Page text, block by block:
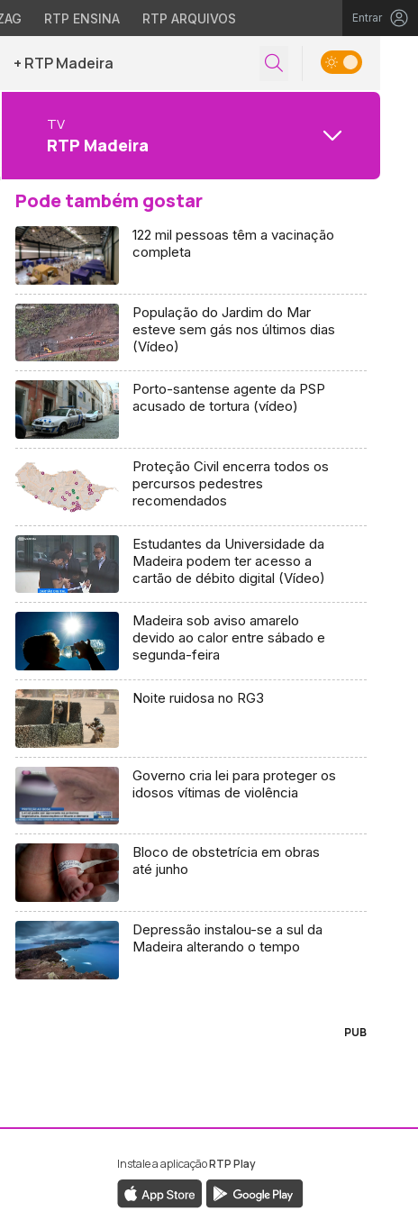
RTP ENSINA RTP ARQUIVOS Entrar
+ RTP Madeira
TV
RTP Madeira
Pode também gostar
122 mil pessoas têm a vacinação
completa
População do Jardim do Mar
esteve sem gás nos últimos dias
(Vídeo)
Porto-santense agente da PSP
acusado de tortura (vídeo)
Proteção Civil encerra todos os
percursos pedestres
recomendados
Estudantes da Universidade da
Madeira podem ter acesso a
cartão de débito digital (Vídeo)
Madeira sob aviso amarelo
devido ao calor entre sábado e
segunda-feira
Noite ruidosa no RG3
Governo cria lei para proteger os
idosos vítimas de violência
Bloco de obstetrícia em obras
até junho
Depressão instalou-se a sul da
Madeira alterando o tempo
PUB
da RTP Madeira
da RTP Madeira
Instale a aplicaçãoRTP Play